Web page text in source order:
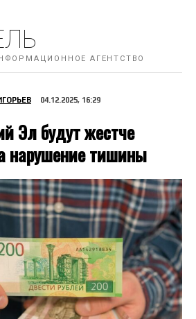
АГЕНТСТВО
04.12.2025, 16:29
Эл будут жестче
нарушение тишины